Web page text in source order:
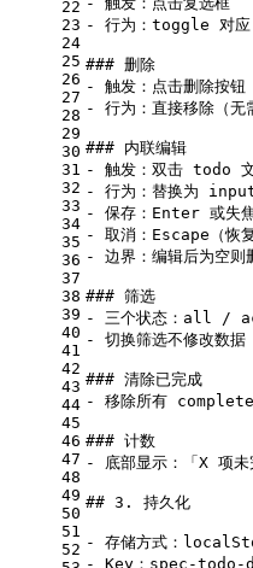
22
23
24
25
26
27
28
29
30
31
32
33
34
35
36
37
38
39
40
41
42
43
44
45
46
47
48
49
50
51
52
- 行为：toggle 对
### 删除
- 触发：点击删除按钮
- 行为：直接移除（无
### 内联编辑
- 触发：双击 todo
- 行为：替换为 input
- 保存：Enter 或失
- 取消：Escape（恢复
- 边界：编辑后为空则
### 筛选
- 三个状态：all /
- 切换筛选不修改数据
### 清除已完成
- 移除所有
### 计数
- 底部显示：「X 项未
## 3. 持久化
- 存储方式：
- Key：spec-todo-